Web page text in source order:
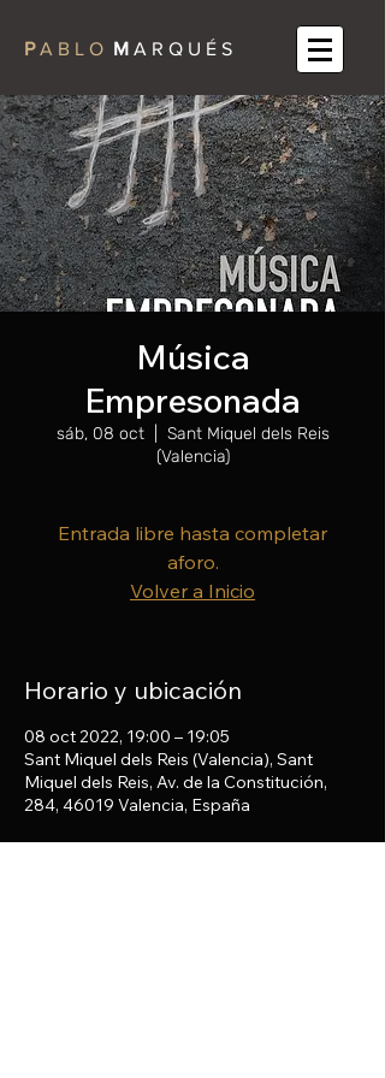
PA B L O M A R Q U É S
Música
Empresonada
sáb, 08 oct
  |
Sant Miquel dels Reis
(Valencia)
Entrada libre hasta completar
aforo.
Volver a Inicio
Horario y ubicación
08 oct 2022, 19:00 – 19:05
Sant Miquel dels Reis (Valencia), Sant
Miquel dels Reis, Av. de la Constitución,
284, 46019 Valencia, España